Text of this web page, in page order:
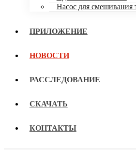
Насос для смешивания
ПРИЛОЖЕНИЕ
НОВОСТИ
РАССЛЕДОВАНИЕ
СКАЧАТЬ
КОНТАКТЫ